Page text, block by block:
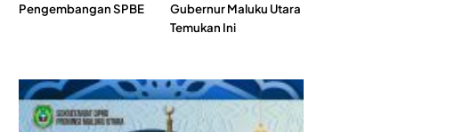
Pengembangan SPBE
Gubernur Maluku Utara
Temukan Ini